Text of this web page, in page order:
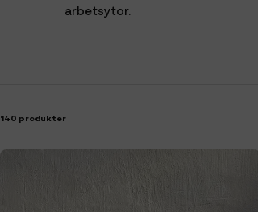
arbetsytor.
140 produkter